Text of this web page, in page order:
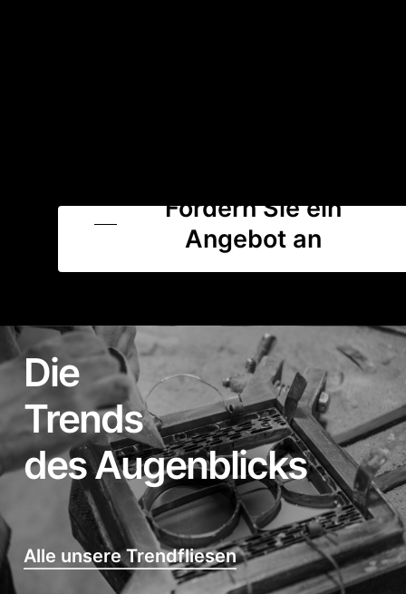
Fordern Sie ein
Angebot an
Die
Trends
des Augenblicks
Alle unsere Trendfliesen